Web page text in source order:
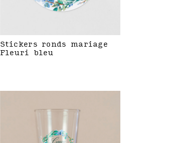
Stickers ronds mariage
Fleuri bleu